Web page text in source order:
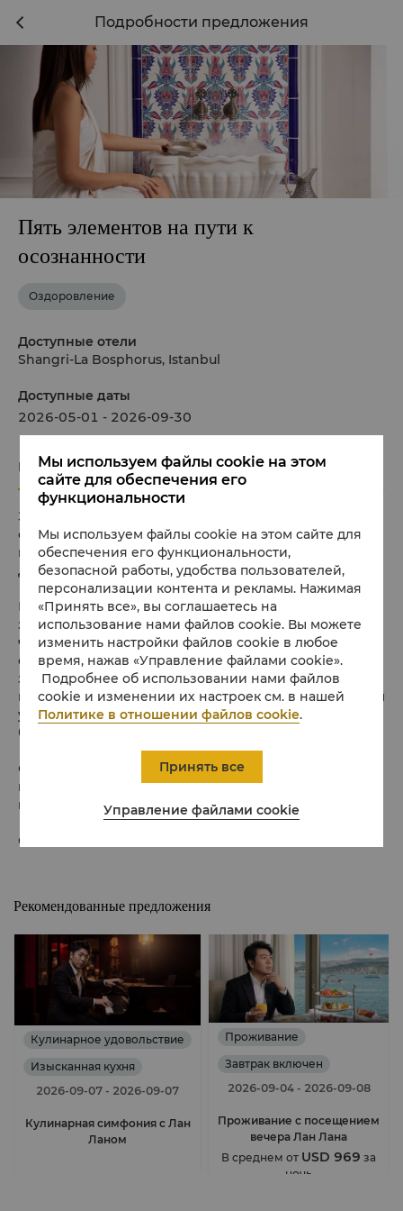
Подробности предложения
Пять элементов на пути к
осознанности
Оздоровление
Доступные отели
Shangri-La Bosphorus, Istanbul
Доступные даты
2026-05-01 - 2026-09-30
Подробности предложения Правила и условия
Загляните в спа-салон «Ци» и восстановите связь с
собой через персонализированное велнес-
путешествие, вдохновленное пятью стихиями —
Деревом, Огнем, Землей, Металлом и Водой.
Начните с традиционного турецкого хаммама, а
затем выберите элемент, который отражает ваши
чувства в данный момент. Каждая процедура
сопровождается фирменным чаем, от освежающего
зеленого чая с жасмином до раскрывающего сердце
гибискуса, и индивидуальным ритуалом, сочетающим
уникальные эфирные масла, массажные техники и
базовые дыхательные практики.
Осознанный отдых, позволяющий сбавить темп,
восстановить силы и энергию в идеальном темпе с
пакетом «Лето в движении».
От 220 EUR с человека
Рекомендованные предложения
Кулинарное удовольствие
Изысканная кухня
2026-09-07 - 2026-09-07
Кулинарная симфония с Лан
Ланом
Проживание
Завтрак включен
Изысканная кухня
2026-09-04- 2026-09-08
Проживание с посещением
вечера Лан Лана
В среднем от USD 969 за
ночь
Мы используем файлы cookie на этом
сайте для обеспечения его
функциональности
Мы используем файлы cookie на этом сайте для
обеспечения его функциональности,
безопасной работы, удобства пользователей,
персонализации контента и рекламы. Нажимая
«Принять все», вы соглашаетесь на
использование нами файлов cookie. Вы можете
изменить настройки файлов cookie в любое
время, нажав «Управление файлами cookie».
Подробнее об использовании нами файлов
cookie и изменении их настроек см. в нашей
Политике в отношении файлов cookie.
Управление файлами cookie
Принять все